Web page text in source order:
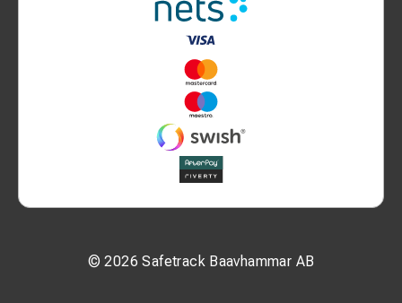
© 2026 Safetrack Baavhammar AB